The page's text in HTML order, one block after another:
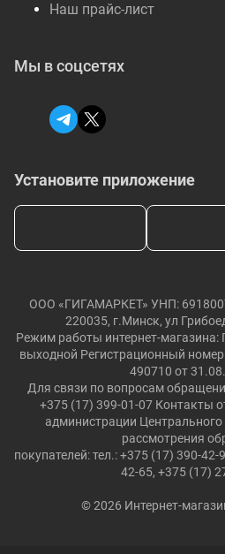
Наш прайс-лист
Установите приложение
Мы в соцсетях
ООО «ГИГАМАРКЕТ» УНП:
220035, г.Минск, ул
Режим работы интернет-
выходной Регистрационный
490710 от
Для связи по вопросам
+375 (17) 399-01-07 Контакты
администрации
рассмотрения
покупателей: тел.: +375 (17) 390-
42-65, +375 (17)
© 2026 Интернет-